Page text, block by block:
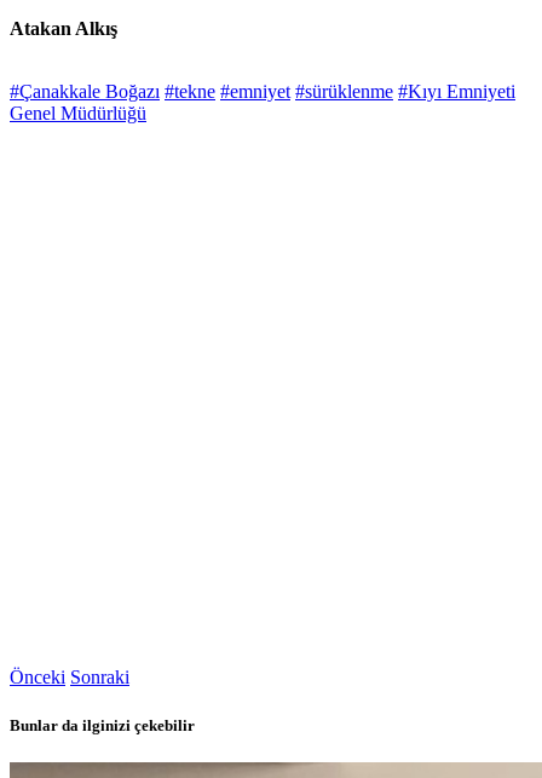
AtakanAlkış
#Çanakkale Boğazı #tekne #emniyet #sürüklenme #Kıyı Emniyeti
Genel Müdürlüğü
Önceki Sonraki
Bunlar da ilginizi çekebilir